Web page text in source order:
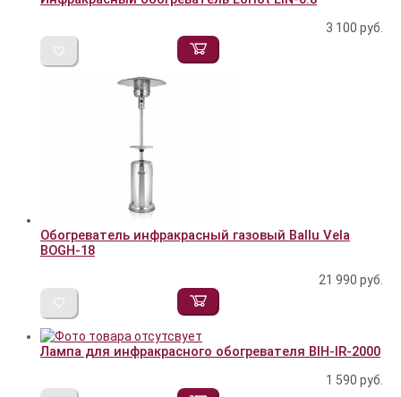
3 100 руб.
Обогреватель инфракрасный газовый Ballu Vela
BOGH-18
21 990 руб.
Лампа для инфракрасного обогревателя BIH-IR-2000
1 590 руб.